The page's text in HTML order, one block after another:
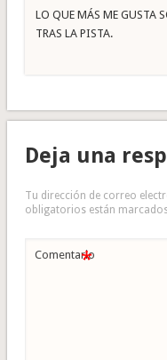
LO QUE MÁS ME GUSTA
TRAS LA PISTA.
Deja una
Tu dirección de correo
obligatorios están
Comentario
*